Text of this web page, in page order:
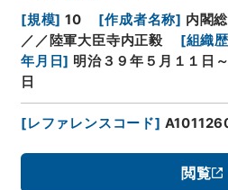
[規模] 10 [作成者名称] 内閣
／／陸軍大臣寺内正毅
[組織
年月日] 明治３９年５月１１日
日
[レファレンスコード]
閲覧